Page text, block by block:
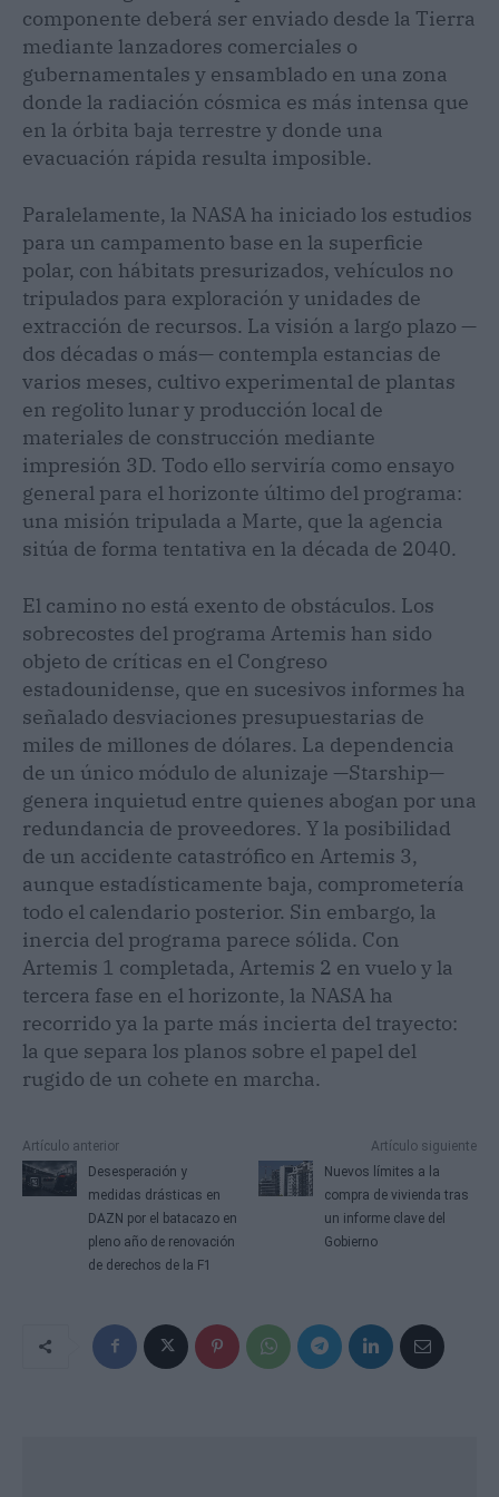
componente deberá ser enviado desde la Tierra
mediante lanzadores comerciales o
gubernamentales y ensamblado en una zona
donde la radiación cósmica es más intensa que
en la órbita baja terrestre y donde una
evacuación rápida resulta imposible.
Paralelamente, la NASA ha iniciado los estudios
para un campamento base en la superficie
polar, con hábitats presurizados, vehículos no
tripulados para exploración y unidades de
extracción de recursos. La visión a largo plazo —
dos décadas o más— contempla estancias de
varios meses, cultivo experimental de plantas
en regolito lunar y producción local de
materiales de construcción mediante
impresión 3D. Todo ello serviría como ensayo
general para el horizonte último del programa:
una misión tripulada a Marte, que la agencia
sitúa de forma tentativa en la década de 2040.
El camino no está exento de obstáculos. Los
sobrecostes del programa Artemis han sido
objeto de críticas en el Congreso
estadounidense, que en sucesivos informes ha
señalado desviaciones presupuestarias de
miles de millones de dólares. La dependencia
de un único módulo de alunizaje —Starship—
genera inquietud entre quienes abogan por una
redundancia de proveedores. Y la posibilidad
de un accidente catastrófico en Artemis 3,
aunque estadísticamente baja, comprometería
todo el calendario posterior. Sin embargo, la
inercia del programa parece sólida. Con
Artemis 1 completada, Artemis 2 en vuelo y la
tercera fase en el horizonte, la NASA ha
recorrido ya la parte más incierta del trayecto:
la que separa los planos sobre el papel del
rugido de un cohete en marcha.
Artículo anterior
Desesperación y
medidas drásticas en
DAZN por el batacazo en
pleno año de renovación
de derechos de la F1
Artículo siguiente
Nuevos límites a la
compra de vivienda tras
un informe clave del
Gobierno